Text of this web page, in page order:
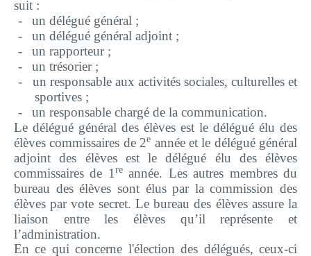
Activités
Publications à télécharger
E-services
Plateforme pédagogique
Bibliothèque en ligne
Centre de téléchargement
Nous Ecrire
logo
suit :
-
un délégué général ;
-
un délégué général adjoint ;
-
un rapporteur ;
-
un trésorier ;
-
un responsable aux activités sociales, culturelles et
sportives ;
-
un responsable chargé de la communication.
Le délégué général des élèves est le délégué élu des
élèves commissaires de 2e année et le délégué général
adjoint des élèves est le délégué élu des élèves
commissaires de 1 reannée. Les autres membres du
bureau des élèves sont élus par la commission des
élèves par vote secret. Le bureau des élèves assure la
liaison entre les élèves qu’il représente et
l’administration.
En ce qui concerne l'élection des délégués, ceux-ci